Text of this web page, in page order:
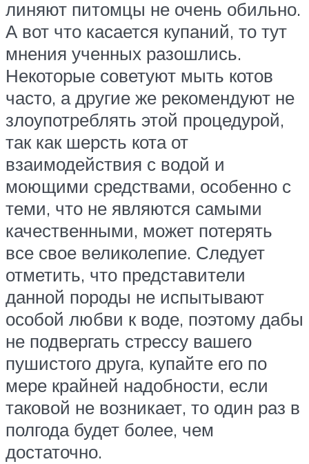
линяют питомцы не очень обильно.
А вот что касается купаний, то тут
мнения ученных разошлись.
Некоторые советуют мыть котов
часто, а другие же рекомендуют не
злоупотреблять этой процедурой,
так как шерсть кота от
взаимодействия с водой и
моющими средствами, особенно с
теми, что не являются самыми
качественными, может потерять
все свое великолепие. Следует
отметить, что представители
данной породы не испытывают
особой любви к воде, поэтому дабы
не подвергать стрессу вашего
пушистого друга, купайте его по
мере крайней надобности, если
таковой не возникает, то один раз в
полгода будет более, чем
достаточно.